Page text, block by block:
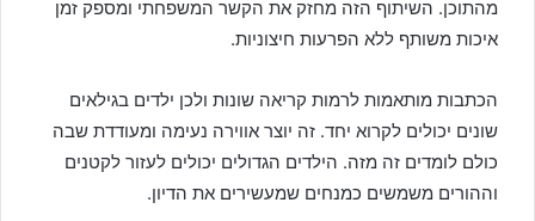
מהתוכן. השיתוף הזה מחזק את הקשר המשפחתי ומספק זמן
איכות משותף ללא הפרעות חיצוניות.
הכתבות מותאמות לרמות קריאה שונות ולכן ילדים בגילאים
שונים יכולים לקרוא יחד. זה יוצר אווירה נעימה ומעודדת שבה
כולם לומדים זה מזה. הילדים הגדולים יכולים לעזור לקטנים
וההורים משמשים כמנחים שמעשירים את הדיון.